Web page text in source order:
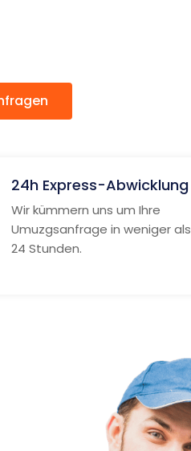
24h Express-Abwicklung
Wir kümmern uns um Ihre
Umuzgsanfrage in weniger als
24 Stunden.